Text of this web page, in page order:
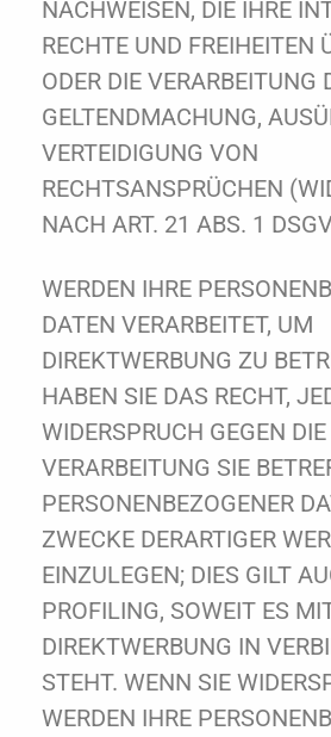
NACHWEISEN, DIE IHRE
RECHTE UND FREIHEITEN
ODER DIE VERARBEITUNG
GELTENDMACHUNG,
VERTEIDIGUNG VON
RECHTSANSPRÜCHEN
NACH ART. 21 ABS. 1
WERDEN IHRE
DATEN VERARBEITET, UM
DIREKTWERBUNG ZU
HABEN SIE DAS RECHT,
WIDERSPRUCH GEGEN DIE
VERARBEITUNG SIE
PERSONENBEZOGENER
ZWECKE DERARTIGER
EINZULEGEN; DIES GILT
PROFILING, SOWEIT ES
DIREKTWERBUNG IN
STEHT. WENN SIE
WERDEN IHRE